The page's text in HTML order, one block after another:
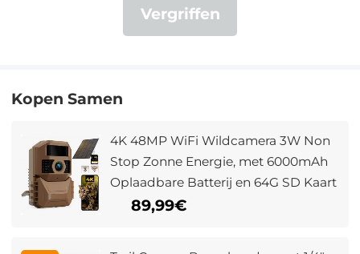
Vergriffen
Kopen Samen
4K 48MP WiFi Wildcamera 3W Non
Stop Zonne Energie, met 6000mAh
Oplaadbare Batterij en 64G SD Kaart
89,99€